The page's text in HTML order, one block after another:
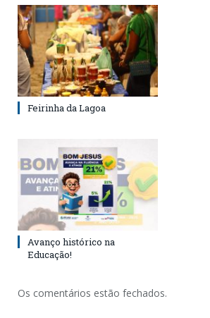
Feirinha da Lagoa
Avanço histórico na
Educação!
Os comentários estão fechados.